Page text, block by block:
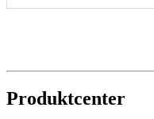
Produktcenter